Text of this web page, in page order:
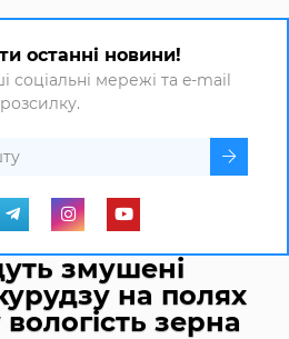
останні новини!
соціальні мережі та e-mail
розсилку.
змушені
на полях
зерна